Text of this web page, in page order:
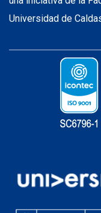
Universidad de